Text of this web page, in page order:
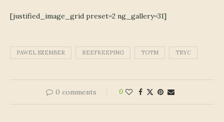
[justified_image_grid preset=2 ng_gallery=31]
PAWEL SZEMBER REEFKEEPING TOTM TRYC
0 comments 0